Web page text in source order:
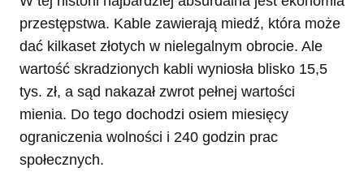
przestępstwa. Kable zawierają miedź, która może
dać kilkaset złotych w nielegalnym obrocie. Ale
wartość skradzionych kabli wyniosła blisko 15,5
tys. zł, a sąd nakazał zwrot pełnej wartości
mienia. Do tego dochodzi osiem miesięcy
ograniczenia wolności i 240 godzin prac
społecznych.